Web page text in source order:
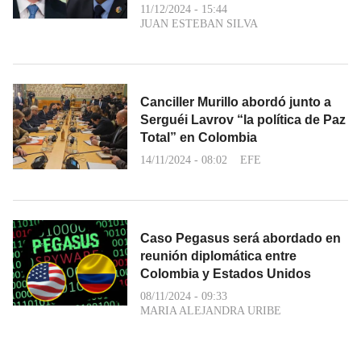
11/12/2024 - 15:44
JUAN ESTEBAN SILVA
Canciller Murillo abordó junto a
Serguéi Lavrov “la política de Paz
Total” en Colombia
14/11/2024 - 08:02 EFE
Caso Pegasus será abordado en
reunión diplomática entre
Colombia y Estados Unidos
08/11/2024 - 09:33
MARIA ALEJANDRA URIBE